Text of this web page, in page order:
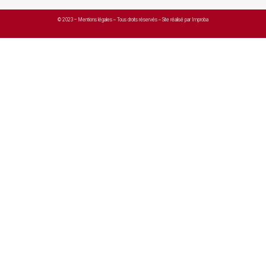
© 2023 – Mentions légales – Tous droits réservés – Site réalisé par Improba